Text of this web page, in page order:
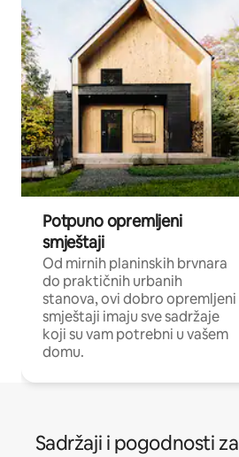
Potpuno opremljeni
smještaji
Od mirnih planinskih brvnara
do praktičnih urbanih
stanova, ovi dobro opremljeni
smještaji imaju sve sadržaje
koji su vam potrebni u vašem
domu.
Sadržaji i pogodnosti